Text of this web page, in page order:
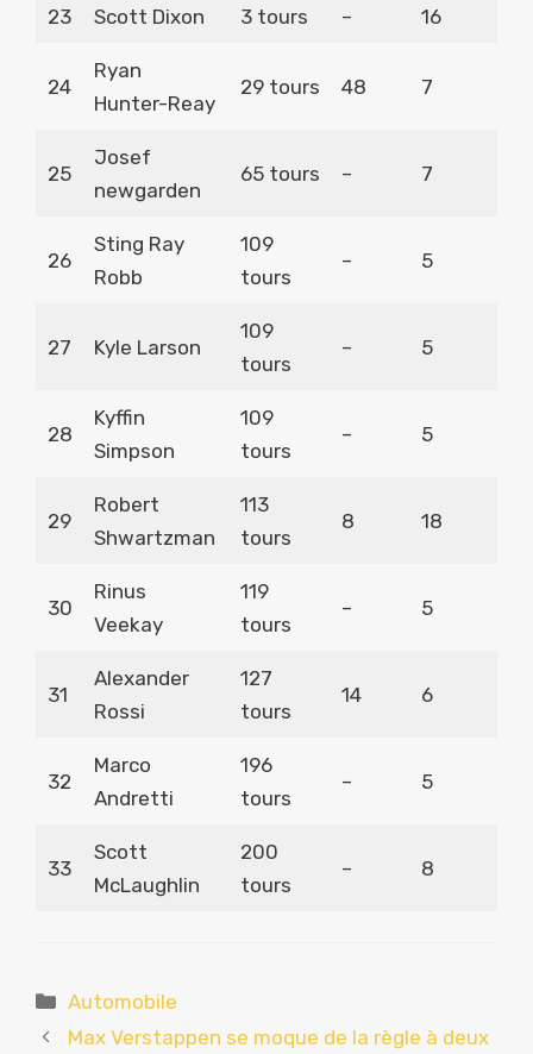
23 Scott Dixon 3 tours – 16
24
Ryan
Hunter-Reay
29 tours 48 7
25
Josef
newgarden
65 tours – 7
26
Sting Ray
Robb
109
tours
– 5
27 Kyle Larson
109
tours
– 5
28
Kyffin
Simpson
109
tours
– 5
29
Robert
Shwartzman
113
tours
8 18
30
Rinus
Veekay
119
tours
– 5
31
Alexander
Rossi
127
tours
14 6
32
Marco
Andretti
196
tours
– 5
33
Scott
McLaughlin
200
tours
– 8
Catégories
Automobile
Max Verstappen se moque de la règle à deux